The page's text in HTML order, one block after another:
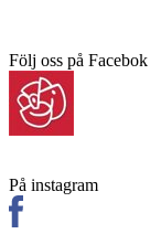
Följ oss på Facebok
På instagram